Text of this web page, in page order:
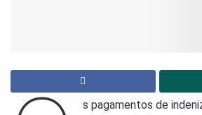
s pagamentos de